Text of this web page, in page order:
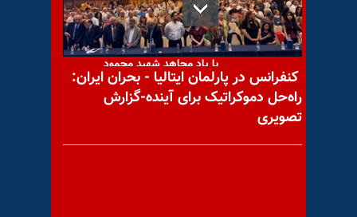
با یاد مجاهد شهید محمود
انصاری
کنفرانس در پارلمان ایتالیا - بحران ایران:
راه‌حل دموکراتیک برای آینده-گزارش
تصویری